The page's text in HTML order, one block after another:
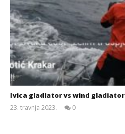
Ivica gladiator vs wind gladiator
23. travnja 2023.
0